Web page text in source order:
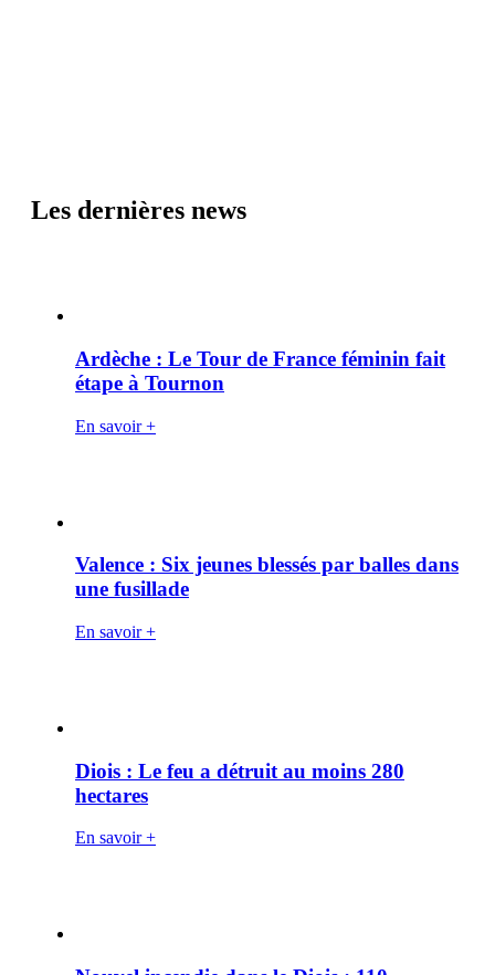
Les dernières news
Ardèche : Le Tour de France féminin fait
étape à Tournon
En savoir +
Valence : Six jeunes blessés par balles dans
une fusillade
En savoir +
Diois : Le feu a détruit au moins 280
hectares
En savoir +